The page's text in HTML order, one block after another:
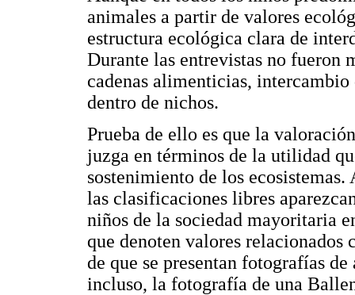
animales a partir de valores
estructura ecológica clara de
Durante las entrevistas no fueron
cadenas alimenticias, intercambio
dentro de nichos.
Prueba de ello es que la
juzga en términos de la utilidad
sostenimiento de los
las clasificaciones libres
niños de la sociedad mayoritaria
que denoten valores relacionados
de que se presentan fotografías
incluso, la fotografía de una